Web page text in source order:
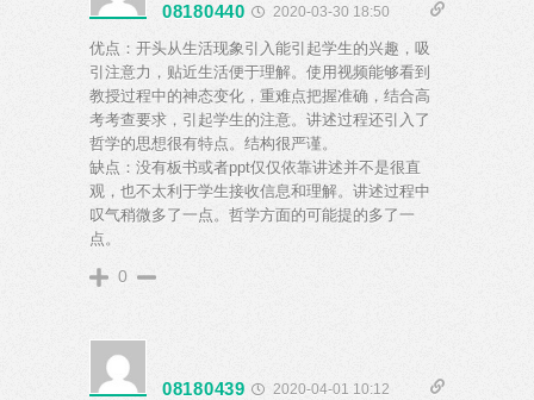
08180440 2020-03-30 18:50
优点：开头从生活现象引入能引起学生的兴趣，吸
引注意力，贴近生活便于理解。使用视频能够看到
教授过程中的神态变化，重难点把握准确，结合高
考考查要求，引起学生的注意。讲述过程还引入了
哲学的思想很有特点。结构很严谨。
缺点：没有板书或者ppt仅仅依靠讲述并不是很直
观，也不太利于学生接收信息和理解。讲述过程中
叹气稍微多了一点。哲学方面的可能提的多了一
点。
0
08180439 2020-04-01 10:12